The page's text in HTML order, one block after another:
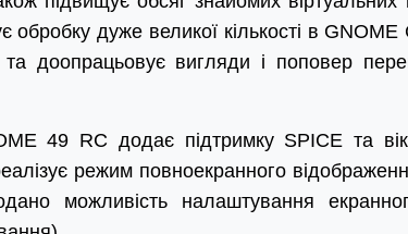
дуже великої кількості в GNOME
та доопрацьовує вигляди і поповер
49 RC додає підтримку SPICE та
режим повноекранного
можливість налаштування